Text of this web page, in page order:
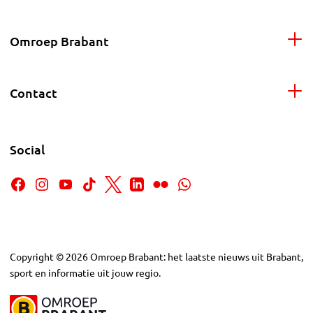
Omroep Brabant
Contact
Social
Copyright © 2026Omroep Brabant: het laatste nieuws uit Brabant,
sport en informatie uit jouw regio.